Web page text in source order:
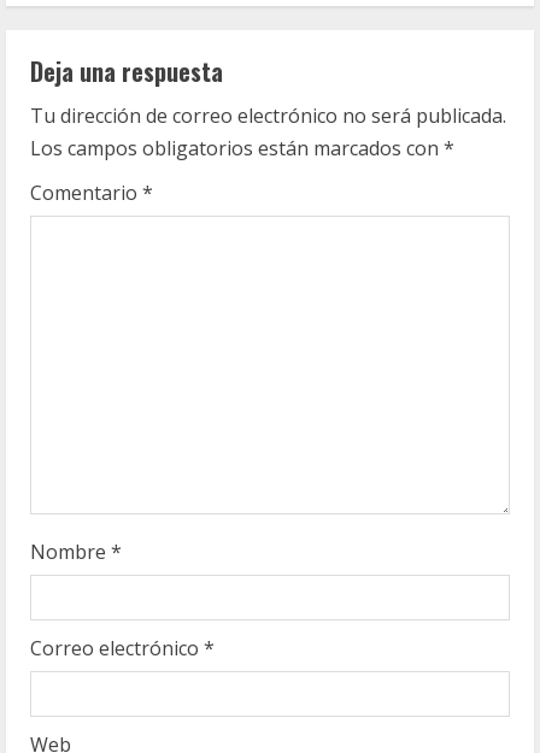
e
y
e
n
Deja una respuesta
Tu dirección de correo electrónico no será publicada.
Los campos obligatorios están marcados con *
Comentario *
Nombre *
Correo electrónico *
Web